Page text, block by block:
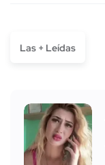
Las + Leídas